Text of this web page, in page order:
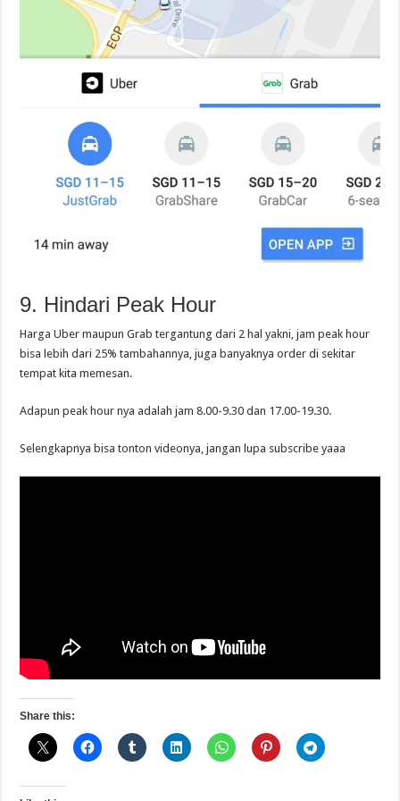
9. Hindari Peak Hour
Harga Uber maupun Grab tergantung dari 2 hal yakni, jam peak hour
bisa lebih dari 25% tambahannya, juga banyaknya order di sekitar
tempat kita memesan.
Adapun peak hour nya adalah jam 8.00-9.30 dan 17.00-19.30.
Selengkapnya bisa tonton videonya, jangan lupa subscribe yaaa
Share this: